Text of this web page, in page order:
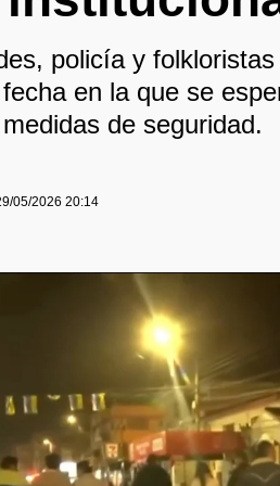
policía y
en la que se
de seguridad.
05/2026 20:14